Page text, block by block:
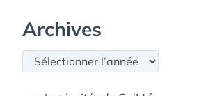
Archives
Archives